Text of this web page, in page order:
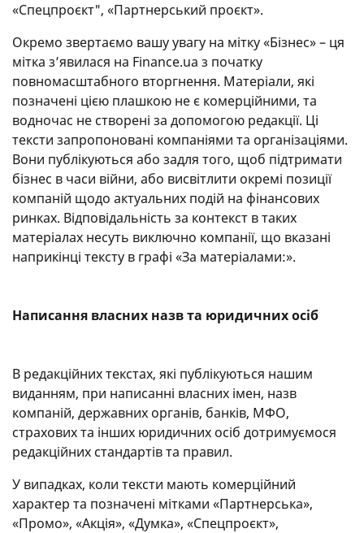
«Спецпроєкт", «Партнерський проєкт».
Окремо звертаємо вашу увагу на мітку «Бізнес» – ця
мітка з’явилася на Finance.ua з початку
повномасштабного вторгнення. Матеріали, які
позначені цією плашкою не є комерційними, та
водночас не створені за допомогою редакції. Ці
тексти запропоновані компаніями та організаціями.
Вони публікуються або задля того, щоб підтримати
бізнес в часи війни, або висвітлити окремі позиції
компаній щодо актуальних подій на фінансових
ринках. Відповідальність за контекст в таких
матеріалах несуть виключно компанії, що вказані
наприкінці тексту в графі «За матеріалами:».
Написання власних назв та юридичних осіб
В редакційних текстах, які публікуються нашим
виданням, при написанні власних імен, назв
компаній, державних органів, банків, МФО,
страхових та інших юридичних осіб дотримуємося
редакційних стандартів та правил.
У випадках, коли тексти мають комерційний
характер та позначені мітками «Партнерська»,
«Промо», «Акція», «Думка», «Спецпроєкт»,